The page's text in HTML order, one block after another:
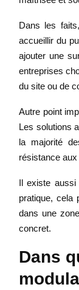
Dans les
accueillir du
ajouter une
entreprises
du site ou de
Autre point
Les solutions
la majorité
résistance aux
Il existe aussi
pratique, cela
dans une
concret.
Dans